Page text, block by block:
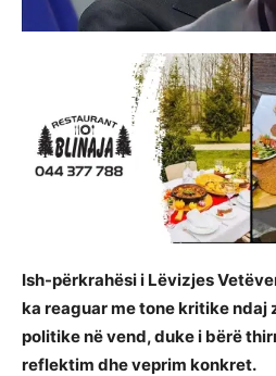
Ish-përkrahësi i Lëvizjes
ka reaguar me tone kritike
politike në vend, duke i bërë
reflektim dhe veprim konkret.